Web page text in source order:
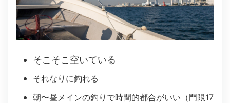
そこそこ空いている
それなりに釣れる
朝〜昼メインの釣りで時間的都合がいい（門限17